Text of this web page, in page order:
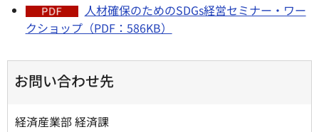
人材確保のためのSDGs経営セミナー・ワー
クショップ（PDF：586KB）
お問い合わせ先
経済産業部 経済課